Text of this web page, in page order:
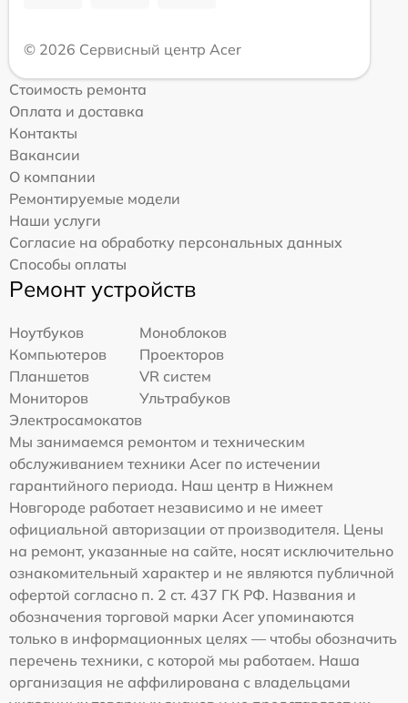
© 2026 Сервисный центр Acer
Стоимость ремонта
Оплата и доставка
Контакты
Вакансии
О компании
Ремонтируемые модели
Наши услуги
Согласие на обработку персональных данных
Способы оплаты
Ремонт устройств
Ноутбуков
Моноблоков
Компьютеров
Проекторов
Планшетов
VR систем
Мониторов
Ультрабуков
Электросамокатов
Мы занимаемся ремонтом и техническим
обслуживанием техники Acer по истечении
гарантийного периода. Наш центр в Нижнем
Новгороде работает независимо и не имеет
официальной авторизации от производителя. Цены
на ремонт, указанные на сайте, носят исключительно
ознакомительный характер и не являются публичной
офертой согласно п. 2 ст. 437 ГК РФ. Названия и
обозначения торговой марки Acer упоминаются
только в информационных целях — чтобы обозначить
перечень техники, с которой мы работаем. Наша
организация не аффилирована с владельцами